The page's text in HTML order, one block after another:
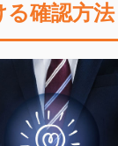
る確認方法